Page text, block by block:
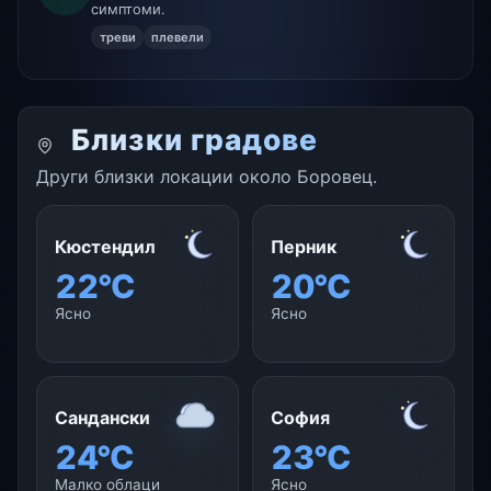
симптоми.
треви плевели
Близки градове
Други близки локации около Боровец.
Кюстендил
22°C
Ясно
Перник
20°C
Ясно
Сандански
24°C
Малко облаци
София
23°C
Ясно